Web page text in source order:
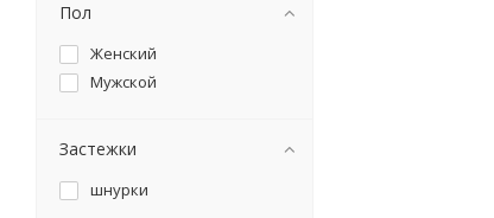
Пол
Женский
Мужской
Застежки
шнурки